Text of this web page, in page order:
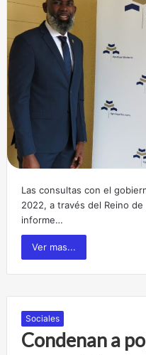
Las consultas con el
2022, a través del Reino de
informe…
Ver mas...
Sociales
Condenan a